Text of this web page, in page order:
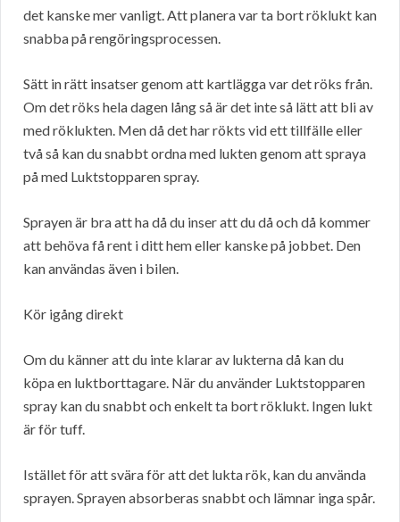
det kanske mer vanligt. Att planera var ta bort röklukt kan
snabba på rengöringsprocessen.
Sätt in rätt insatser genom att kartlägga var det röks från.
Om det röks hela dagen lång så är det inte så lätt att bli av
med röklukten. Men då det har rökts vid ett tillfälle eller
två så kan du snabbt ordna med lukten genom att spraya
på med Luktstopparen spray.
Sprayen är bra att ha då du inser att du då och då kommer
att behöva få rent i ditt hem eller kanske på jobbet. Den
kan användas även i bilen.
Kör igång direkt
Om du känner att du inte klarar av lukterna då kan du
köpa en luktborttagare. När du använder Luktstopparen
spray kan du snabbt och enkelt ta bort röklukt. Ingen lukt
är för tuff.
Istället för att svära för att det lukta rök, kan du använda
sprayen. Sprayen absorberas snabbt och lämnar inga spår.